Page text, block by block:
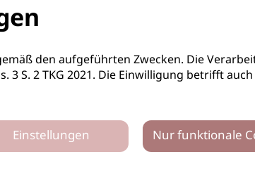
den aufgeführten Zwecken. Die
3 S. 2 TKG 2021. Die Einwilligung betrifft
Einstellungen Nur funktionale